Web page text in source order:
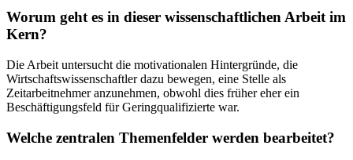
Worum geht es in dieser wissenschaftlichen Arbeit im
Kern?
Die Arbeit untersucht die motivationalen Hintergründe, die
Wirtschaftswissenschaftler dazu bewegen, eine Stelle als
Zeitarbeitnehmer anzunehmen, obwohl dies früher eher ein
Beschäftigungsfeld für Geringqualifizierte war.
Welche zentralen Themenfelder werden bearbeitet?